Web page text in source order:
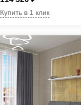
Купить в 1 клик